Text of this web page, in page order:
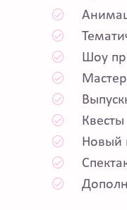
Шоу
Квесты
Новый